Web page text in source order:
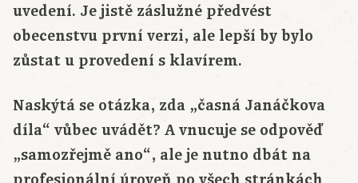
uvedení. Je jistě záslužné předvést
obecenstvu první verzi, ale lepší by bylo
zůstat u provedení s klavírem.
Naskýtá se otázka, zda „časná Janáčkova
díla“ vůbec uvádět? A vnucuje se odpověď
„samozřejmě ano“, ale je nutno dbát na